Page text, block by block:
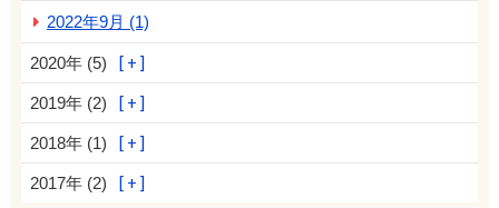
2022年9月 (1)
2020年 (5)
2019年 (2)
2018年 (1)
2017年 (2)